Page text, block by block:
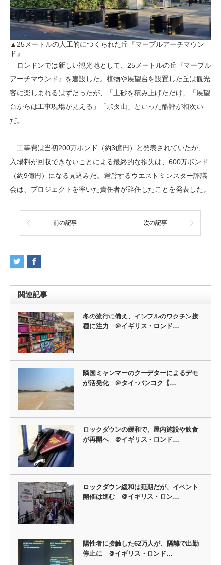
▲25メートルの人工的につくられた丘『マーブルアーチマウン
ド』
ロンドンでは新しい観光地として、25メートルの丘『マーブル
アーチマウンド』を建設した。植物や展望台を設置した丘は観光
客に楽しまれるはずだったが、「土砂を積み上げただけ」「展望
台からは工事現場が見える」「ボタ山」といった酷評が相次い
だ。
工事費は当初200万ポンド（約3億円）と発表されていたが、
入場料が回収できないことによる最終的な損失は、600万ポンド
（約9億円）になる見込みだ。運営するウエストミンスター評議
会は、プロジェクトを率いた責任者が辞任したことを発表した。
前の記事 次の記事
関連記事
冬の流行に備え、インフルのワクチン接
種に注力 ＠イギリス・ロンド…
隣国ミャンマーのクーデターによるデモ
が活発化 ＠タイ･バンコク【…
ロックダウンの緩和で、屋内施設や飲食
が再開へ ＠イギリス・ロンド…
ロックダウン緩和は延期だが、イベント
開催は進む ＠イギリス・ロン…
陽性者に接触した62万人が、隔離で出勤
停止に ＠イギリス・ロンド…